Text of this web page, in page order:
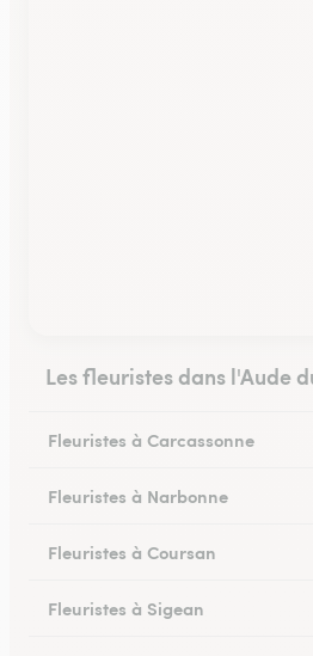
Les fleuristes dans l'Aude
Fleuristes à Carcassonne
Fleuristes à Narbonne
Fleuristes à Coursan
Fleuristes à Sigean